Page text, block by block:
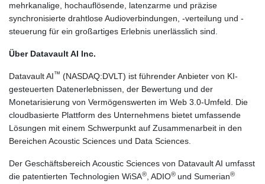
mehrkanalige, hochauflösende, latenzarme und präzise
synchronisierte drahtlose Audioverbindungen, -verteilung und -
steuerung für ein großartiges Erlebnis unerlässlich sind.
Über Datavault AI Inc.
Datavault AI™ (NASDAQ:DVLT) ist führender Anbieter von KI-
gesteuerten Datenerlebnissen, der Bewertung und der
Monetarisierung von Vermögenswerten im Web 3.0-Umfeld. Die
cloudbasierte Plattform des Unternehmens bietet umfassende
Lösungen mit einem Schwerpunkt auf Zusammenarbeit in den
Bereichen Acoustic Sciences und Data Sciences.
Der Geschäftsbereich Acoustic Sciences von Datavault AI umfasst
die patentierten Technologien WiSA®, ADIO® und Sumerian®